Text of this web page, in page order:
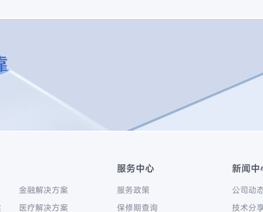
金融解决方案
医疗解决方案
服务中心
服务政策
保修期查询
新闻中
公司动
技术分